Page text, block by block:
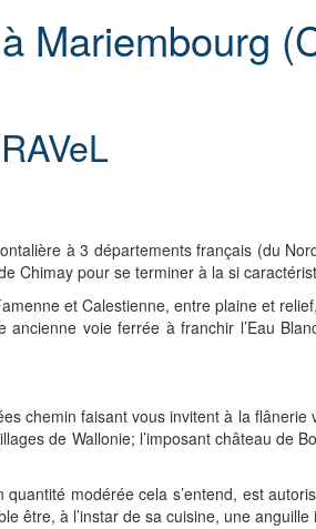
Mariembourg
à 3 départements français (du
Chimay pour se terminer à la si
et Calestienne, entre plaine et
ancienne voie ferrée à franchir l’Eau
chemin faisant vous invitent à la
de Wallonie; l’imposant château
modérée cela s’entend, est
être, à l’instar de sa cuisine, une anguille